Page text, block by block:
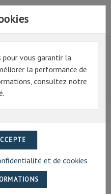
bénéficier de la remise de
pour bénéficier de la
15%)
pour vous garantir la
la performance de
consultez notre
et de cookies